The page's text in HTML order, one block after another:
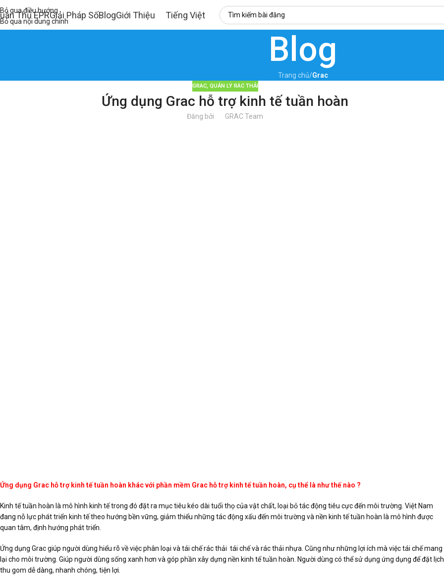
Bỏ qua điều hướng
Bỏ qua nội dung chính
Thủ EPRGiải Pháp SốBlogGiới Thiệu Tiếng Việt
Blog
Trang chủ/Grac
GRAC, QUẢN LÝ RÁC THẢI
Ứng dụng Grac hỗ trợ kinh tế tuần hoàn
Đăng bởi GRAC Team
Ứng dụng Grac hỗ trợ kinh tế tuần hoàn khác với phần mềm Grac hỗ trợ kinh tế tuần hoàn, cụ thể là như thế nào ?
Kinh tế tuần hoàn là mô hình kinh tế trong đó đặt ra mục tiêu kéo dài tuổi thọ của vật chất, loại bỏ tác động tiêu cực đến môi trường. Việt Nam
đang nỗ lực phát triển kinh tế theo hướng bền vững, giảm thiểu những tác động xấu đến môi trường và nền kinh tế tuần hoàn là mô hình được
quan tâm, định hướng phát triển.
Ứng dụng Grac giúp người dùng hiểu rõ về việc phân loại và tái chế rác thải tái chế và rác thải nhựa. Cũng như những lợi ích mà việc tái chế mang
lại cho môi trường. Giúp người dùng sống xanh hơn và góp phần xây dựng nền kinh tế tuần hoàn. Người dùng có thể sử dụng ứng dụng để đặt lịch
thu gom dễ dàng, nhanh chóng, tiện lợi.